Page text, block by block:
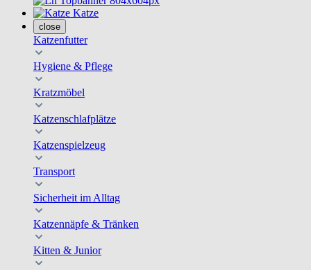
Katze
close
Katzenfutter
Hygiene & Pflege
Kratzmöbel
Katzenschlafplätze
Katzenspielzeug
Transport
Sicherheit im Alltag
Katzennäpfe & Tränken
Kitten & Junior